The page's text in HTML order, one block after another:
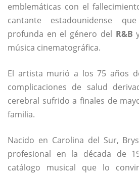
emblemáticas con el
cantante estadounidense
profunda en el género del R&B
música cinematográfica.
El artista murió a los 75 años
complicaciones de salud
cerebral sufrido a finales de
familia.
Nacido en Carolina del Sur,
profesional en la década de
catálogo musical que lo